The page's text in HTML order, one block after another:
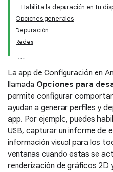
Habilita la depuración en tu
Opciones generales
Depuración
Redes
La app de Configuración en
llamada Opciones para
permite configurar
ayudan a generar perfiles y
app. Por ejemplo, puedes
USB, capturar un informe de
información visual para los
ventanas cuando estas se
renderización de gráficos 2D